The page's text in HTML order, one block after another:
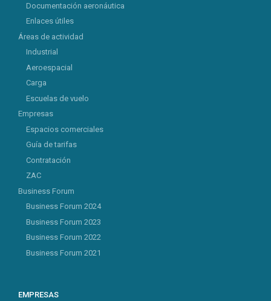
Documentación aeronáutica
Enlaces útiles
Áreas de actividad
Industrial
Aeroespacial
Carga
Escuelas de vuelo
Empresas
Espacios comerciales
Guía de tarifas
Contratación
ZAC
Business Forum
Business Forum 2024
Business Forum 2023
Business Forum 2022
Business Forum 2021
EMPRESAS